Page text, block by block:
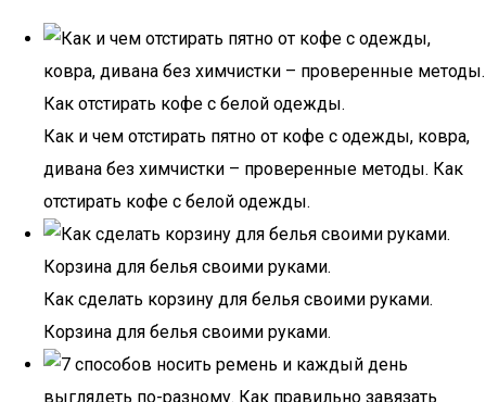
Как и чем отстирать пятно от кофе с одежды, ковра,
дивана без химчистки – проверенные методы. Как
отстирать кофе с белой одежды.
Как сделать корзину для белья своими руками.
Корзина для белья своими руками.